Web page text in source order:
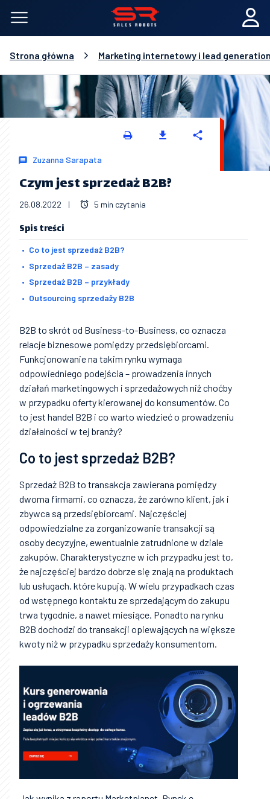
Strona główna Marketing internetowy i lead
Zuzanna Sarapata
Czym jest sprzedaż B2B?
26.08.2022 | 5 min czytania
Spis treści
Co to jest sprzedaż B2B?
Sprzedaż B2B – zasady
Sprzedaż B2B – przykłady
Outsourcing sprzedaży B2B
B2B to skrót od Business-to-Business, co oznacza
relacje biznesowe pomiędzy przedsiębiorcami.
Funkcjonowanie na takim rynku wymaga
odpowiedniego podejścia – prowadzenia innych
działań marketingowych i sprzedażowych niż choćby
w przypadku oferty kierowanej do konsumentów. Co
to jest handel B2B i co warto wiedzieć o prowadzeniu
działalności w tej branży?
Co to jest sprzedaż B2B?
Sprzedaż B2B to transakcja zawierana pomiędzy
dwoma firmami, co oznacza, że zarówno klient, jak i
zbywca są przedsiębiorcami. Najczęściej
odpowiedzialne za zorganizowanie transakcji są
osoby decyzyjne, ewentualnie zatrudnione w dziale
zakupów. Charakterystyczne w ich przypadku jest to,
że najczęściej bardzo dobrze się znają na produktach
lub usługach, które kupują. W wielu przypadkach czas
od wstępnego kontaktu ze sprzedającym do zakupu
trwa tygodnie, a nawet miesiące. Ponadto na rynku
B2B dochodzi do transakcji opiewających na większe
kwoty niż w przypadku sprzedaży konsumentom.